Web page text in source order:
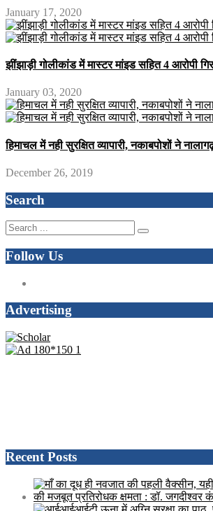
January 17, 2020
झींझाड़ी गोलीकांड में मास्टर मांइड सहित 4 आरोपी
January 03, 2020
हिमाचल में नही सुरक्षित व्यापारी, नकाबपोशों ने
December 26, 2019
Search
Follow Us
Advertising
Recent Posts